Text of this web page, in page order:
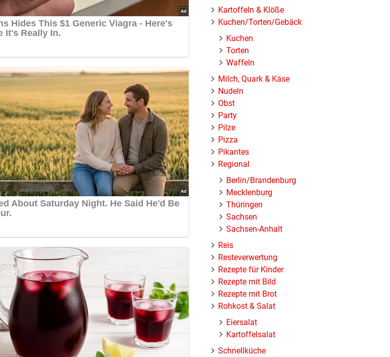
Kartoffeln & Klöße
Kuchen/Torten/Gebäck
Kuchen
Torten
Waffeln
Milch, Quark & Käse
Nudeln
Obst
Party
Pilze
Pizza
Pikantes
Regional
Berlin/Brandenburg
Mecklenburg
Thüringen
Sachsen
Sachsen-Anhalt
Reis
Resteverwertung
Rezepte für Kinder
Rezepte mit Bild
Rezepte mit Brot
Rohkost & Salat
Eiersalat
Kartoffelsalat
Schnellküche